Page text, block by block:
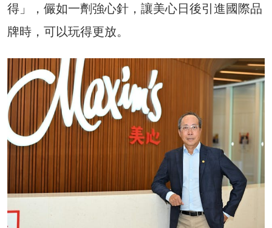
得」，儼如一劑強心針，讓美心日後引進國際品
牌時，可以玩得更放。